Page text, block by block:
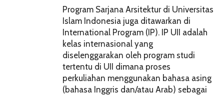
Program Sarjana Arsitektur di Universitas
Islam Indonesia juga ditawarkan di
International Program (IP). IP UII adalah
kelas internasional yang
diselenggarakan oleh program studi
tertentu di UII dimana proses
perkuliahan menggunakan bahasa asing
(bahasa Inggris dan/atau Arab) sebagai